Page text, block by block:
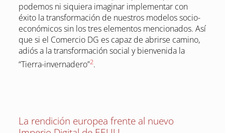
podemos ni siquiera imaginar implementar con
éxito la transformación de nuestros modelos socio-
económicos sin los tres elementos mencionados. Así
que si el Comercio DG es capaz de abrirse camino,
adiós a la transformación social y bienvenida la
“Tierra-invernadero”2.
La rendición europea frente al nuevo